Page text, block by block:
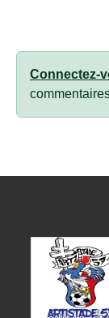
Connectez-